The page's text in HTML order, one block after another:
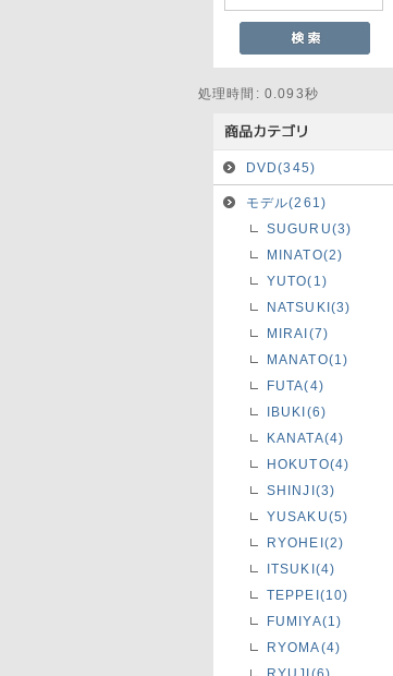
処理時間: 0.093秒
DVD(345)
モデル(261)
SUGURU(3)
MINATO(2)
YUTO(1)
NATSUKI(3)
MIRAI(7)
MANATO(1)
FUTA(4)
IBUKI(6)
KANATA(4)
HOKUTO(4)
SHINJI(3)
YUSAKU(5)
RYOHEI(2)
ITSUKI(4)
TEPPEI(10)
FUMIYA(1)
RYOMA(4)